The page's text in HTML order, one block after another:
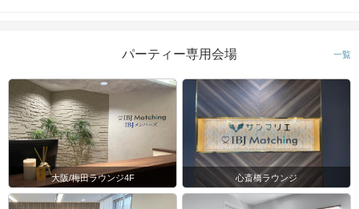
パーティー専用会場 一覧
大阪/梅田ラウンジ4F 心斎橋ラウンジ